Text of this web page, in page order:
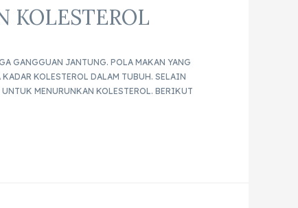
KOLESTEROL
GANGGUAN JANTUNG. POLA MAKAN YANG
KOLESTEROL DALAM TUBUH. SELAIN
MENURUNKAN KOLESTEROL. BERIKUT